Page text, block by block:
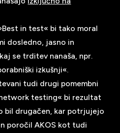
in test« bi tako moral
dosledno, jasno in
se trditev nanaša, npr.
izkušnji«.
tudi drugi pomembni
testing« bi rezultat
bil drugačen, kar potrjujejo
poročil AKOS kot tudi